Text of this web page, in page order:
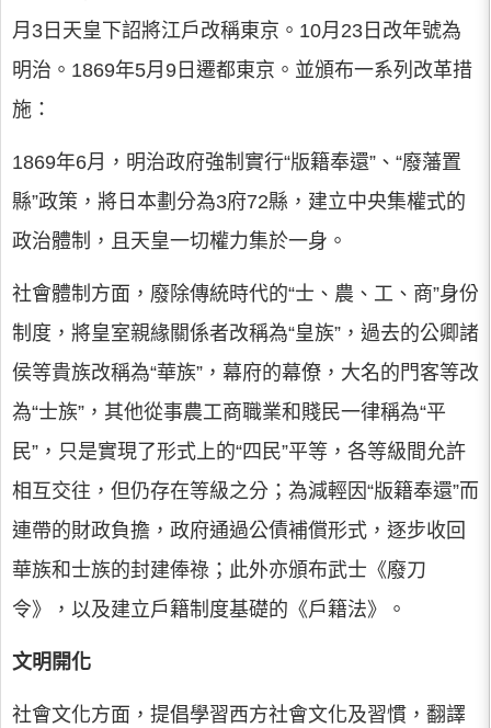
月3日天皇下詔將江戶改稱東京。10月23日改年號為
明治。1869年5月9日遷都東京。並頒布一系列改革措
施：
1869年6月，明治政府強制實行“版籍奉還”、“廢藩置
縣”政策，將日本劃分為3府72縣，建立中央集權式的
政治體制，且天皇一切權力集於一身。
社會體制方面，廢除傳統時代的“士、農、工、商”身份
制度，將皇室親緣關係者改稱為“皇族”，過去的公卿諸
侯等貴族改稱為“華族”，幕府的幕僚，大名的門客等改
為“士族”，其他從事農工商職業和賤民一律稱為“平
民”，只是實現了形式上的“四民”平等，各等級間允許
相互交往，但仍存在等級之分；為減輕因“版籍奉還”而
連帶的財政負擔，政府通過公債補償形式，逐步收回
華族和士族的封建俸祿；此外亦頒布武士《廢刀
令》，以及建立戶籍制度基礎的《戶籍法》。
文明開化
社會文化方面，提倡學習西方社會文化及習慣，翻譯